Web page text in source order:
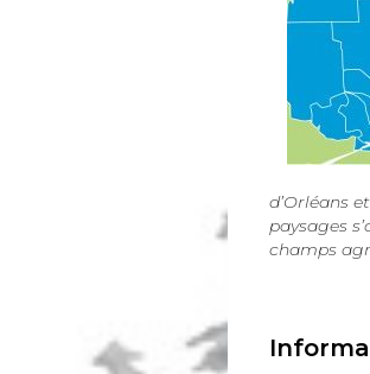
d’Orléans
paysages
champs